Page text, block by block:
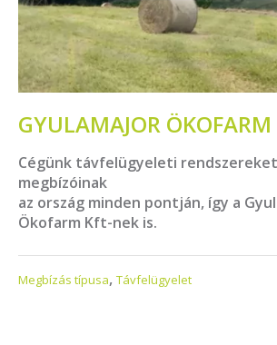
GYULAMAJOR ÖKOFARM
Cégünk távfelügyeleti
megbízóinak
az ország minden pontján, így a
Ökofarm Kft-nek is.
Megbízás típusa, Távfelügyelet